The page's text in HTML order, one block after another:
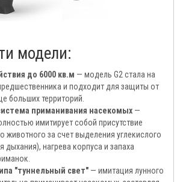
модели:
до 6000 кв.м — модель G2 стала на
и подходит для защиты от
больших территорий.
приманивания насекомых —
имитирует собой присутствие
животного за счет выделения углекислого
дыхания), нагрева корпуса и запаха
"туннельный свет" — имитация лунного